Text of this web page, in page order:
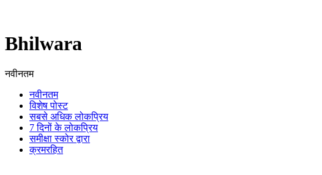
Bhilwara
नवीनतम
नवीनतम
विशेष पोस्ट
सबसे अधिक लोकप्रिय
7 दिनों के लोकप्रिय
समीक्षा स्कोर द्वारा
क्रमरहित